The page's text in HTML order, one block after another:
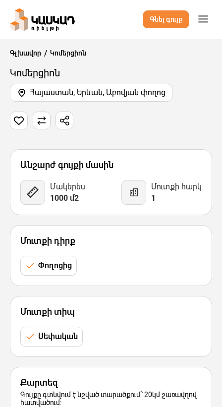
Գնել գույք
Գլխավոր Կոմերցիոն
Կոմերցիոն
Հայաստան, Երևան, Աբովյան փողոց
3 Նկար Քարտեզ
Անշարժ գույքի մասին
Մակերես
1000 մ2
Մուտքի հարկ
1
Մուտքի դիրք
Փողոցից
Մուտքի տիպ
Սեփական
Քարտեզ
Գույքը գտնվում է նշված տարածքում՝ 20կմ շառավղով
հատվածում: